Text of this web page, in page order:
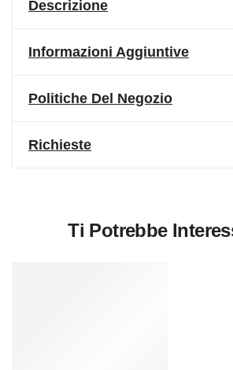
Descrizione
Informazioni Aggiuntive
Politiche Del Negozio
Richieste
Ti Potrebbe